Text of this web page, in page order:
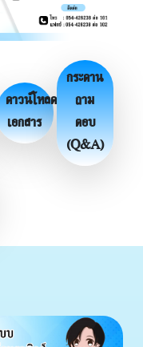
ธ์
ดาวน์โหลด
เอกสาร
กระดาน
ถาม
ตอบ
(Q&A)